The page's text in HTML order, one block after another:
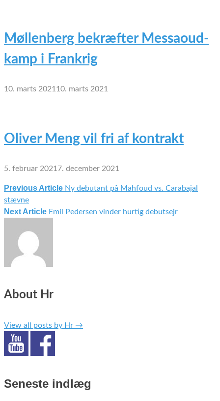
Møllenberg bekræfter Messaoud-
kamp i Frankrig
10. marts 2021 10. marts 2021
Oliver Meng vil fri af kontrakt
5. februar 2021 7. december 2021
Indlægsnavigation
Previous Article Ny debutant på Mahfoud vs. Carabajal
stævne
Next Article Emil Pedersen vinder hurtig debutsejr
About Hr
View all posts by Hr →
Seneste indlæg